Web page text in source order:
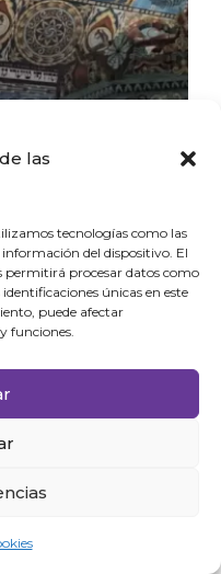
las
tecnologías como las
del dispositivo. El
permitirá procesar datos como
únicas en este
puede afectar
funciones.
está dedicado a la
El edificio es muy
eIlmari
la trayectoria de